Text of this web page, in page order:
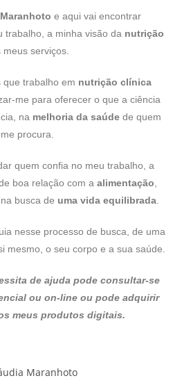
e aqui vai encontrar
trabalho, a minha visão da nutrição
meus serviços.
que trabalho em nutrição clínica
me para oferecer o que a ciência
na melhoria da saúde de quem
me procura.
quem confia no meu trabalho, a
boa relação com a alimentação
busca de uma vida equilibrada.
nesse processo de busca, de uma
mesmo, o seu corpo e a sua saúde.
de ajuda pode consultar-se
ou on-line ou pode adquirir
meus produtos digitais.